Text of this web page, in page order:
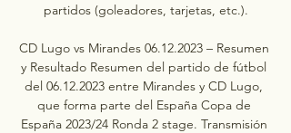
partidos (goleadores, tarjetas, etc.).
CD Lugo vs Mirandes 06.12.2023 – Resumen
y Resultado Resumen del partido de fútbol
del 06.12.2023 entre Mirandes y CD Lugo,
que forma parte del España Copa de
España 2023/24 Ronda 2 stage. Transmisión